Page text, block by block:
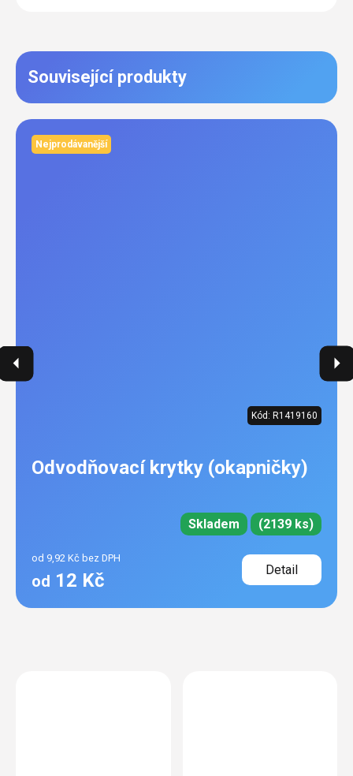
Související produkty
Nejprodávanější
Kód: R1419160
Odvodňovací krytky (okapničky)
Skladem (2139 ks)
od 9,92 Kč bez DPH
od 12 Kč Detail